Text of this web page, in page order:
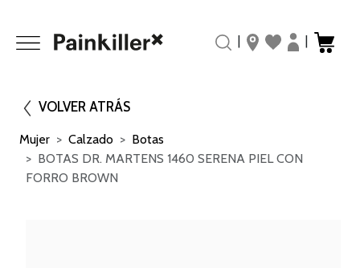
VOLVER ATRÁS
Mujer Calzado
Botas
BOTAS DR. MARTENS 1460 SERENA PIEL CON
FORRO BROWN